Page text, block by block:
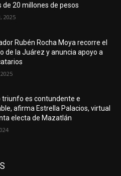
de 20 millones de pesos
2025
Rubén Rocha Moya recorre el
de la Juárez y anuncia apoyo a
triunfo es contundente e
afirma Estrella Palacios, virtual
electa de Mazatlán